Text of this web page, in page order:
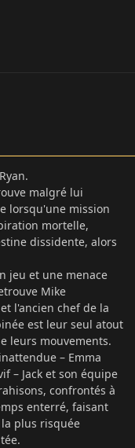
slide
slide
malgré lui
lorsqu'une mission
mortelle,
dissidente, alors
jeu et une menace
Mike
l'ancien chef de la
est leur seul atout
leurs mouvements.
– Emma
– Jack et son équipe
confrontés à
enterré, faisant
plus risquée